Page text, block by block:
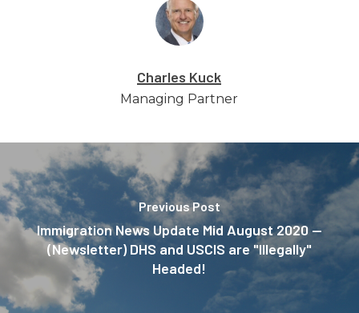
Charles Kuck
Managing Partner
Previous Post
Immigration News Update Mid August 2020 —
(Newsletter) DHS and USCIS are "Illegally"
Headed!